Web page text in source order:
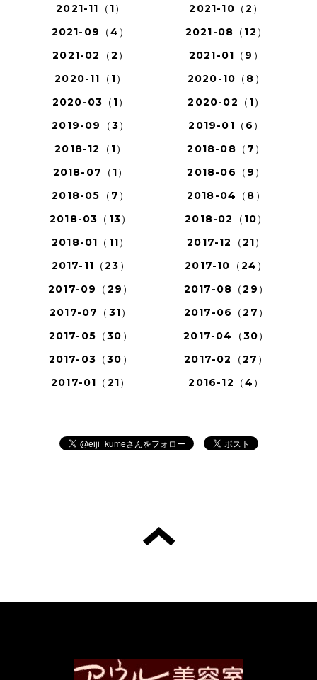
2021-11（1）
2021-10（2）
2021-09（4）
2021-08（12）
2021-02（2）
2021-01（9）
2020-11（1）
2020-10（8）
2020-03（1）
2020-02（1）
2019-09（3）
2019-01（6）
2018-12（1）
2018-08（7）
2018-07（1）
2018-06（9）
2018-05（7）
2018-04（8）
2018-03（13）
2018-02（10）
2018-01（11）
2017-12（21）
2017-11（23）
2017-10（24）
2017-09（29）
2017-08（29）
2017-07（31）
2017-06（27）
2017-05（30）
2017-04（30）
2017-03（30）
2017-02（27）
2017-01（21）
2016-12（4）